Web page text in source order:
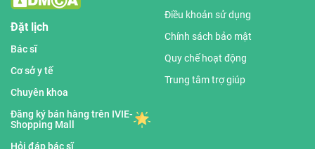
Đặt lịch
Bác sĩ
Cơ sở y tế
Chuyên khoa
Đăng ký bán hàng trên IVIE-
Shopping Mall
Hỏi đáp bác sĩ
Điều khoản sử dụng
Chính sách bảo mật
Quy chế hoạt động
Trung tâm trợ giúp